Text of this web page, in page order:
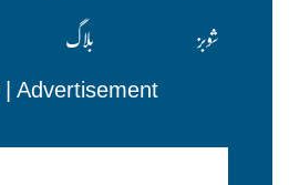
شوبز
بلاگ
| Advertisement